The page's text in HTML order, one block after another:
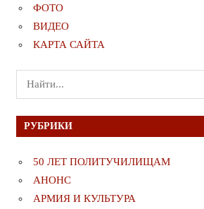
ФОТО
ВИДЕО
КАРТА САЙТА
Поиск
для:
РУБРИКИ
50 ЛЕТ ПОЛИТУЧИЛИЩАМ
АНОНС
АРМИЯ И КУЛЬТУРА